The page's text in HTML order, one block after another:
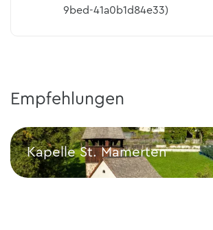
9bed-41a0b1d84e33)
Empfehlungen
Kapelle St. Mamerten
Kapelle St. Mamerten